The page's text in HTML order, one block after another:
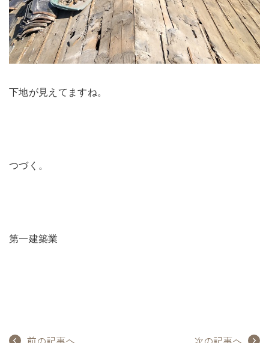
下地が見えてますね。
つづく。
第一建築業